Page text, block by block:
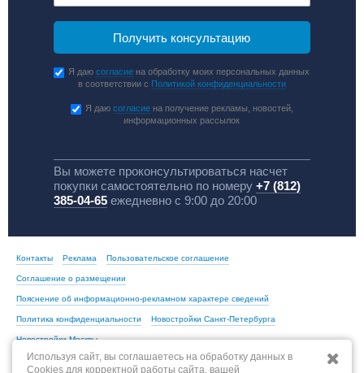
Я даюсогласие на обработку моих персональных данных
в соответствии с Политикой конфиденциальности
Я даю согласиена получение рекламы, новостей,
информационных рассылок
Вы можете проконсультироваться насчет
покупки самостоятельно по номеру +7 (812)
385-04-65ежедневно с 9:00 до 20:00
Контакты Реклама Пользовательское соглашение
Соглашение о размещении
Пояснение об информационно-рекламном характере сведений
Политика конфиденциальности Новостройки Санкт-Петербурга
Новостройки Москвы
Используя сайт, вы соглашаетесь на обработку данных в
Cookies для корректной работы сайта, вашей